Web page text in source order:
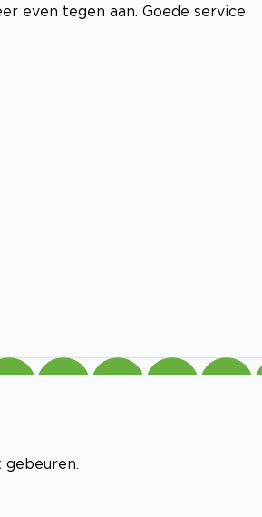
even tegen aan. Goede service